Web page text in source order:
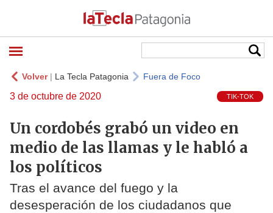
Volver| La Tecla Patagonia Fuera de Foco
3 de octubre de 2020 TIK-TOK
Un cordobés grabó un video en
medio de las llamas y le habló a
los políticos
Tras el avance del fuego y la
desesperación de los ciudadanos que